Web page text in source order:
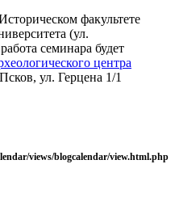
факультете
(ул.
семинара будет
центра
ул. Герцена 1/1
views/blogcalendar/view.html.php